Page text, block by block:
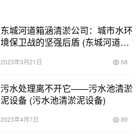
东城河道箱涵清淤公司：城市水环
境保卫战的坚强后盾 (东城河道箱
2023年3月21日 68
污水处理离不开它——污水池清淤
泥设备 (污水池清淤泥设备)
2023年4月7日 89